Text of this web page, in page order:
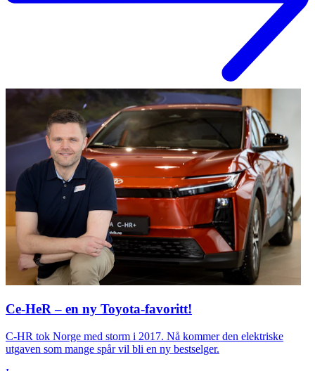
Ce-HeR – en ny Toyota-favoritt!
C-HR tok Norge med storm i 2017. Nå kommer den elektriske
utgaven som mange spår vil bli en ny bestselger.